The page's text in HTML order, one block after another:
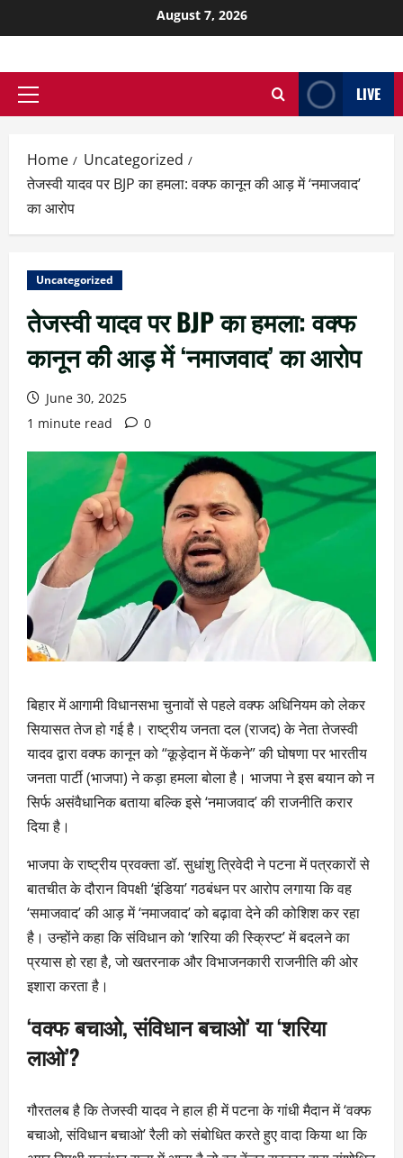
August 7, 2026
LIVE
Home
Uncategorized
तेजस्वी यादव पर BJP का हमला: वक्फ कानून की आड़ में ‘नमाजवाद’
का आरोप
Uncategorized
तेजस्वी यादव पर BJP का हमला: वक्फ
कानून की आड़ में ‘नमाजवाद’ का आरोप
June 30, 2025
1 minute read
0
बिहार में आगामी विधानसभा चुनावों से पहले वक्फ अधिनियम को लेकर
सियासत तेज हो गई है। राष्ट्रीय जनता दल (राजद) के नेता तेजस्वी
यादव द्वारा वक्फ कानून को “कूड़ेदान में फेंकने” की घोषणा पर भारतीय
जनता पार्टी (भाजपा) ने कड़ा हमला बोला है। भाजपा ने इस बयान को न
सिर्फ असंवैधानिक बताया बल्कि इसे ‘नमाजवाद’ की राजनीति करार
दिया है।
भाजपा के राष्ट्रीय प्रवक्ता डॉ. सुधांशु त्रिवेदी ने पटना में पत्रकारों से
बातचीत के दौरान विपक्षी ‘इंडिया’ गठबंधन पर आरोप लगाया कि वह
‘समाजवाद’ की आड़ में ‘नमाजवाद’ को बढ़ावा देने की कोशिश कर रहा
है। उन्होंने कहा कि संविधान को ‘शरिया की स्क्रिप्ट’ में बदलने का
प्रयास हो रहा है, जो खतरनाक और विभाजनकारी राजनीति की ओर
इशारा करता है।
‘वक्फ बचाओ, संविधान बचाओ’ या ‘शरिया
लाओ’?
गौरतलब है कि तेजस्वी यादव ने हाल ही में पटना के गांधी मैदान में ‘वक्फ
बचाओ, संविधान बचाओ’ रैली को संबोधित करते हुए वादा किया था कि